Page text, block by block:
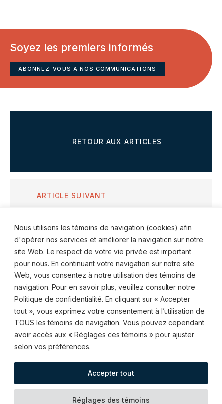
Nous utilisons les témoins de navigation (cookies) afin
d'opérer nos services et améliorer la navigation sur notre
site Web. Le respect de votre vie privée est important
pour nous. En continuant votre navigation sur notre site
Web, vous consentez à notre utilisation des témoins de
navigation. Pour en savoir plus, veuillez consulter notre
Politique de confidentialité. En cliquant sur « Accepter
tout », vous exprimez votre consentement à l’utilisation de
TOUS les témoins de navigation. Vous pouvez cependant
avoir accès aux « Réglages des témoins » pour ajuster
selon vos préférences.
Réglages des témoins
Accepter tout
Soyez les premiers informés
ABONNEZ-VOUS À NOS COMMUNICATIONS
RETOUR AUX ARTICLES
ARTICLE SUIVANT
avant le plat principal
© ROBINSON SHEPPARD SHAPIRO S.E.N.C.R.L., 2015–2026
Abonnez-vous à nos communications
Mesures en cas d’urgence
Conditions d’utilisation
Préférences de Cookies